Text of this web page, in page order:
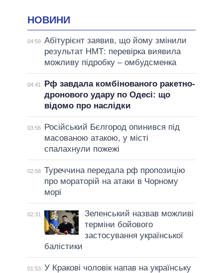
НОВИНИ
04:59 Абітурієнт заявив, що йому змінили
результат НМТ: перевірка виявила
можливу підробку – омбудсменка
04:41
Рф завдала комбінованого ракетно-
дронового удару по Одесі: що
відомо про наслідки
03:56
Російський Бєлгород опинився під
масованою атакою, у місті
спалахнули пожежі
02:58 Туреччина передала рф пропозицію
про мораторій на атаки в Чорному
морі
02:31
Зеленський назвав можливі
терміни бойового
застосування української
балістики
01:53 У Кракові чоловік напав на українську